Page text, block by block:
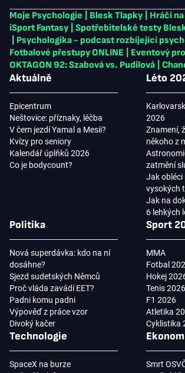
Moje Psychologie Blesk Tlapky Hráči
iSport Fantasy
Spotřebitelské testy
Psychologika - podcast rozbíjející
Fotbalové přestupy ONLINE
Eventový
OKTAGON 92: Szabová vs. Pudilová
Aktuálně
Epicentrum
Neštovice: příznaky, léčba
V čem jezdí Yamal a Mesii?
Kvízy pro seniory
Kalendář úplňků 2026
Co je bodycount?
Léto
2026
Znamení,
někoho z
zatmění
Jak obléci
vysokých
Jak na
6 lehkých
Politika
Nová superdávka: kdo na ní
dosáhne?
Sjezd sudetských Němců
Proč vláda zavádí EET?
Padni komu padni
Výpověď z práce vzor
Divoký kačer
Sport
MMA
Fotbal
Hokej
Tenis 2026
F1 2026
Atletika
Cyklistika
Technologie
SpaceX na burze
Smrt